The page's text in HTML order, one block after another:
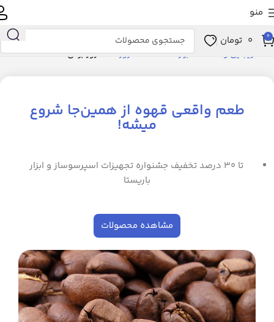
منو
0
0 تومان
زیبایی و سلامت ابزار سلامت ماساژور ماساژور برقی
طعم واقعی قهوه از همین‌جا شروع
میشه!
تا ۳۰ درصد تخفیف جشنواره تجهیزات اسپرسوساز و ابزار
باریستا
مشاهده محصولات